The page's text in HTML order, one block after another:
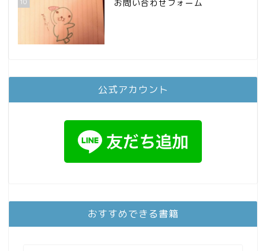
お問い合わせフォーム
公式アカウント
おすすめできる書籍